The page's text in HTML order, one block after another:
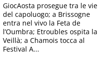
GiocAosta prosegue tra le vie
del capoluogo; a Brissogne
entra nel vivo la Feta de
l’Oumbra; Etroubles ospita la
Veillà; a Chamois tocca al
Festival A...